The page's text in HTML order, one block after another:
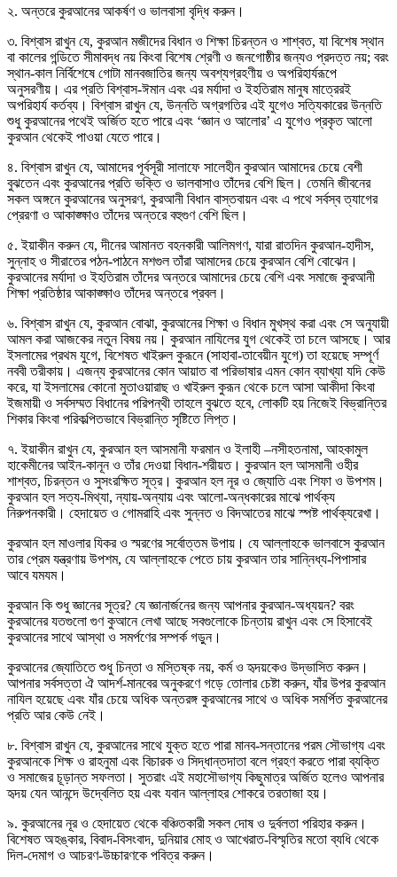
২. অন্তরে কুরআনের আকর্ষণ ও ভালবাসা বৃদ্ধি করুন।
৩. বিশ্বাস রাখুন যে, কুরআন মজীদের বিধান ও শিক্ষা চিরন্তন ও শাশ্বত, যা বিশেষ স্থান
বা কালের গন্ডিতে সীমাবদ্ধ নয় কিংবা বিশেষ শ্রেণী ও জনগোষ্ঠীর জন্যও প্রদত্ত নয়; বরং
স্থান-কাল নির্বিশেষে গোটা মানবজাতির জন্য অবশ্যগ্রহণীয় ও অপরিহার্যরূপে
অনুসরণীয়। এর প্রতি বিশ্বাস-ঈমান এবং এর মর্যাদা ও ইহতিরাম মানুষ মাত্রেরই
অপরিহার্য কর্তব্য। বিশ্বাস রাখুন যে, উন্নতি অগ্রগতির এই যুগেও সত্যিকারের উন্নতি
শুধু কুরআনের পথেই অর্জিত হতে পারে এবং ‘জ্ঞান ও আলোর’ এ যুগেও প্রকৃত আলো
কুরআন থেকেই পাওয়া যেতে পারে।
৪. বিশ্বাস রাখুন যে, আমাদের পূর্বসূরী সালাফে সালেহীন কুরআন আমাদের চেয়ে বেশী
বুঝতেন এবং কুরআনের প্রতি ভক্তি ও ভালবাসাও তাঁদের বেশি ছিল। তেমনি জীবনের
সকল অঙ্গনে কুরআনের অনুসরণ, কুরআনী বিধান বাস্তবায়ন এবং এ পথে সর্বস্ব ত্যাগের
প্রেরণা ও আকাঙ্ক্ষাও তাঁদের অন্তরে বহুগুণ বেশি ছিল।
৫. ইয়াকীন করুন যে, দীনের আমানত বহনকারী আলিমগণ, যারা রাতদিন কুরআন-হাদীস,
সুন্নাহ ও সীরাতের পঠন-পাঠনে মশগুল তাঁরা আমাদের চেয়ে কুরআন বেশি বোঝেন।
কুরআনের মর্যাদা ও ইহতিরাম তাঁদের অন্তরে আমাদের চেয়ে বেশি এবং সমাজে কুরআনী
শিক্ষা প্রতিষ্ঠার আকাঙ্ক্ষাও তাঁদের অন্তরে প্রবল।
৬. বিশ্বাস রাখুন যে, কুরআন বোঝা, কুরআনের শিক্ষা ও বিধান মুখস্থ করা এবং সে অনুযায়ী
আমল করা আজকের নতুন বিষয় নয়। কুরআন নাযিলের যুগ থেকেই তা চলে আসছে। আর
ইসলামের প্রথম যুগে, বিশেষত খাইরুল কুরূনে (সাহাবা-তাবেয়ীন যুগে) তা হয়েছে সম্পূর্ণ
নববী তরীকায়। এজন্য কুরআনের কোন আয়াত বা পরিভাষার এমন কোন ব্যাখ্যা যদি কেউ
করে, যা ইসলামের কোনো মুতাওয়ারাছ ও খাইরুল কুরূন থেকে চলে আসা আকীদা কিংবা
ইজমায়ী ও সর্বসম্মত বিধানের পরিপন্থী তাহলে বুঝতে হবে, লোকটি হয় নিজেই বিভ্রান্তির
শিকার কিংবা পরিকল্পিতভাবে বিভ্রান্তি সৃষ্টিতে লিপ্ত।
৭. ইয়াকীন রাখুন যে, কুরআন হল আসমানী ফরমান ও ইলাহী –নসীহতনামা, আহকামুল
হাকেমীনের আইন-কানূন ও তাঁর দেওয়া বিধান-শরীয়ত। কুরআন হল আসমানী ওহীর
শাশ্বত, চিরন্তন ও সুসংরক্ষিত সূত্র। কুরআন হল নূর ও জ্যোতি এবং শিফা ও উপশম।
কুরআন হল সত্য-মিথ্যা, ন্যায়-অন্যায় এবং আলো-অন্ধকারের মাঝে পার্থক্য
নিরুপনকারী। হেদায়েত ও গোমরাহি এবং সুন্নত ও বিদআতের মাঝে স্পষ্ট পার্থক্যরেখা।
কুরআন হল মাওলার যিকর ও স্মরণের সর্বোত্তম উপায়। যে আল্লাহকে ভালবাসে কুরআন
তার প্রেম যন্ত্রণায় উপশম, যে আল্লাহকে পেতে চায় কুরআন তার সান্নিধ্য-পিপাসার
আবে যমযম।
কুরআন কি শুধু জ্ঞানের সূত্র? যে জ্ঞানার্জনের জন্য আপনার কুরআন-অধ্যয়ন? বরং
কুরআনের যতগুলো গুণ কুআনে লেখা আছে সবগুলোকে চিন্তায় রাখুন এবং সে হিসাবেই
কুরআনের সাথে আস্থা ও সমর্পণের সম্পর্ক গড়ুন।
কুরআনের জ্যোতিতে শুধু চিন্তা ও মস্তিষ্ক নয়, কর্ম ও হৃদয়কেও উদ্ভাসিত করুন।
আপনার সর্বসত্তা ঐ আদর্শ-মানবের অনুকরণে গড়ে তোলার চেষ্টা করুন, যাঁর উপর কুরআন
নাযিল হয়েছে এবং যাঁর চেয়ে অধিক অন্তরঙ্গ কুরআনের সাথে ও অধিক সমর্পিত কুরআনের
প্রতি আর কেউ নেই।
৮. বিশ্বাস রাখুন যে, কুরআনের সাথে যুক্ত হতে পারা মানব-সন্তানের পরম সৌভাগ্য এবং
কুরআনকে শিক্ষ ও রাহনুমা এবং বিচারক ও সিদ্ধান্তদাতা বলে গ্রহণ করতে পারা ব্যক্তি
ও সমাজের চূড়ান্ত সফলতা। সুতরাং এই মহাসৌভাগ্য কিছুমাত্র অর্জিত হলেও আপনার
হৃদয় যেন আনন্দে উদ্বেলিত হয় এবং যবান আল্লাহর শোকরে তরতাজা হয়।
৯. কুরআনের নূর ও হেদায়েত থেকে বঞ্চিতকারী সকল দোষ ও দুর্বলতা পরিহার করুন।
বিশেষত অহঙ্কার, বিবাদ-বিসংবাদ, দুনিয়ার মোহ ও আখেরাত-বিস্মৃতির মতো ব্যধি থেকে
দিল-দেমাগ ও আচরণ-উচ্চারণকে পবিত্র করুন।